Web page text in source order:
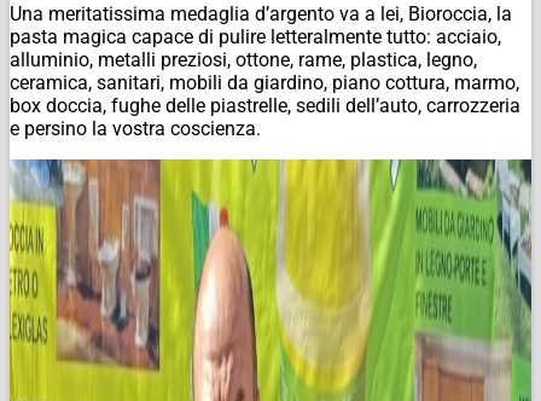
Una meritatissima medaglia d’argento va a lei, Bioroccia, la
pasta magica capace di pulire letteralmente tutto: acciaio,
alluminio, metalli preziosi, ottone, rame, plastica, legno,
ceramica, sanitari, mobili da giardino, piano cottura, marmo,
box doccia, fughe delle piastrelle, sedili dell’auto, carrozzeria
e persino la vostra coscienza.